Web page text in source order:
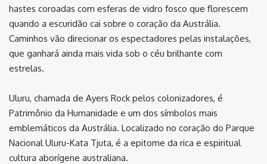
hastes coroadas com esferas de vidro fosco que florescem
quando a escuridão cai sobre o coração da Austrália.
Caminhos vão direcionar os espectadores pelas instalações,
que ganhará ainda mais vida sob o céu brilhante com
estrelas.
Uluru, chamada de Ayers Rock pelos colonizadores, é
Patrimônio da Humanidade e um dos símbolos mais
emblemáticos da Austrália. Localizado no coração do Parque
Nacional Uluru-Kata Tjuta, é a epitome da rica e espiritual
cultura aborígene australiana.